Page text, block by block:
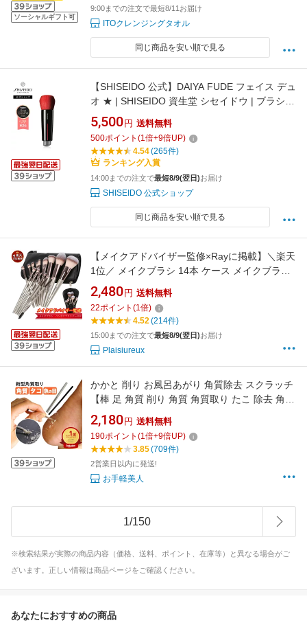
ソーシャルギフト可
9:00までの注文で最短8/11お届け
ITOクレンジングタオル
同じ商品を安い順で見る
【SHISEIDO 公式】DAIYA FUDE フェイス デュ
オ ★ | SHISEIDO 資生堂 シセイドウ | ブラシ
メイクブラシ ファンデーション ブレンダー
5,500 円 送料無料
500ポイント (1倍+9倍UP)
4.54(265件)
ランキング入賞
14:00までの注文で最短8/9(翌日)お届け
SHISEIDO 公式ショップ
同じ商品を安い順で見る
【メイクアドバイザー監修×Rayに掲載】＼楽天
1位／ メイクブラシ 14本 ケース メイクブラシ
セット 化粧ポーチ メイクポーチ アイシャドウ
ブラシ ファンデーションブラシ パールホワイ
ト ピンクゴールド ソフトタッチ メイクセット
2,480 円 送料無料
22ポイント (1倍)
4.52(214件)
15:00までの注文で最短8/9(翌日)お届け
Plaisiureux
かかと 削り お風呂あがり 角質除去 スクラッチ
【棒 足 角質 削り 角質 角質取り たこ 除去 角質
削り 足裏 手 魚の目 うおのめ削り うおの目 ウ
オノメ うおのめ タコ たこ取り タコ取り フット
ケア】 nkdy ランキング1位受賞！
2,180 円 送料無料
190ポイント (1倍+9倍UP)
3.85(709件)
2営業日以内に発送!
お手軽美人
1/150
※検索結果が実際の商品内容（価格、送料、ポイント、在庫等）と異なる場合がご
ざいます。正しい情報は商品ページをご確認ください。
あなたにおすすめの商品